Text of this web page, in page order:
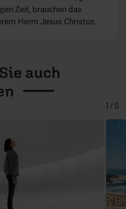
Zeit, brauchen das
Herrn Jesus Christus.
auch
1 / 5